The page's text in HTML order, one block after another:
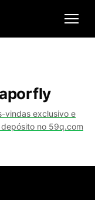
vindas exclusivo e
no 59q.com